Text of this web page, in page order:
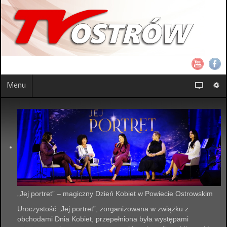
Menu
„Jej portret” – magiczny Dzień Kobiet w Powiecie Ostrowskim
Uroczystość „Jej portret”, zorganizowana w związku z
obchodami Dnia Kobiet, przepełniona była występami